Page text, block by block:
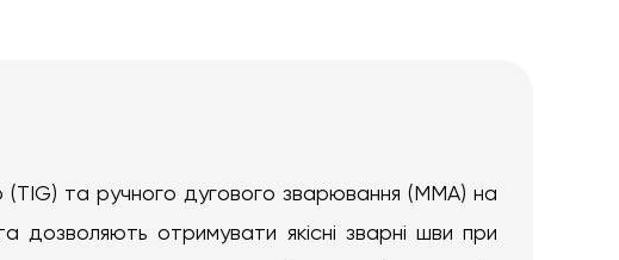
(TIG) та ручного дугового зварювання (ММА) на
дозволяють отримувати якісні зварні шви при